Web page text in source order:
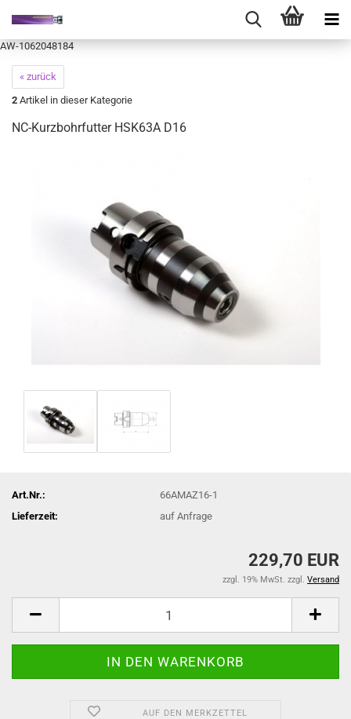
AW-1062048184
« zurück
2 Artikel in dieser Kategorie
NC-Kurzbohrfutter HSK63A D16
Art.Nr.:
66AMAZ16-1
Lieferzeit:
auf Anfrage
229,70 EUR
zzgl. 19% MwSt. zzgl. Versand
AUF DEN MERKZETTEL